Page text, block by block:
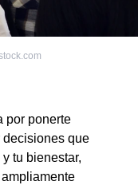
por ponerte
decisiones que
tu bienestar,